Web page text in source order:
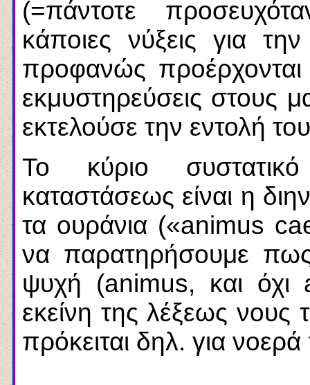
(=πάντοτε
κάποιες νύξεις για
προφανώς προέρχονται
εκμυστηρεύσεις στους
εκτελούσε την εντολή
Το κύριο
καταστάσεως είναι η
τα ουράνια («animus
να παρατηρήσουμε
ψυχή (animus, και όχι
εκείνη της λέξεως
πρόκειται δηλ. για